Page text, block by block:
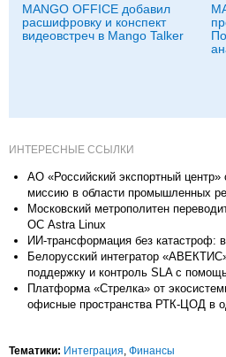
MANGO OFFICE добавил
расшифровку и конспект
видеовстреч в Mango Talker
ИНТЕРЕСНЫЕ ССЫЛКИ
АО «Российский экспортный центр»
миссию в области промышленных
Московский метрополитен
ОС Astra Linux
ИИ-трансформация без катастроф:
Белорусский интегратор
поддержку и контроль SLA с
Платформа «Стрелка» от
офисные пространства РТК-ЦОД в
Тематики: Интеграция, Финансы